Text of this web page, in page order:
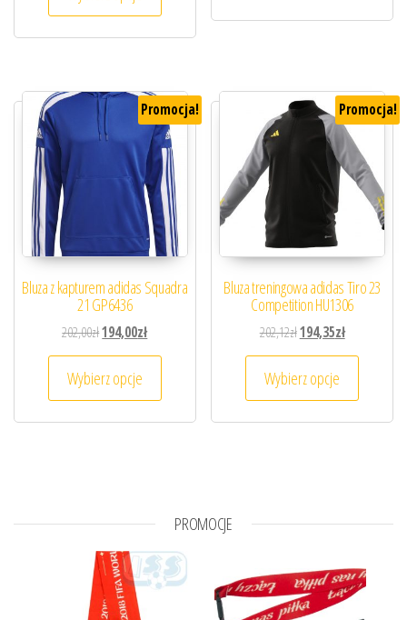
Promocja!
Bluza z kapturem adidas Squadra
21 GP6436
202,00złPierwotna cena wynosiła: 202,00zł.
194,00złAktualna cena wynosi: 194,00zł.
Wybierz opcje
Ten produkt ma wiele wariantów. Opcje
Promocja!
Bluza treningowa adidas Tiro 23
Competition HU1306
202,12złPierwotna cena
194,35złAktualna
Wybierz opcje
Ten
PROMOCJE